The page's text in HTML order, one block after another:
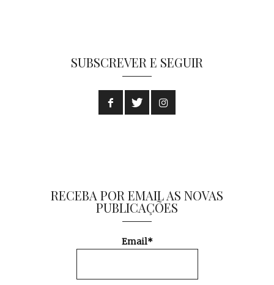
SUBSCREVER E SEGUIR
RECEBA POR EMAIL AS NOVAS
PUBLICAÇÕES
Email*